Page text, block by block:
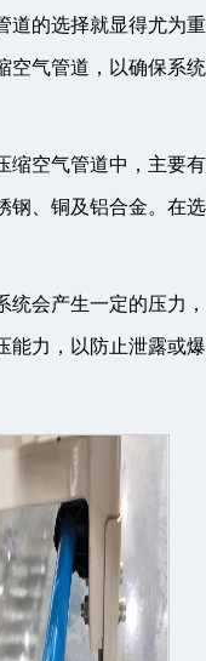
道的选择就显得尤为重
空气管道，以确保系统
缩空气管道中，主要有
钢、铜及铝合金。在选
统会产生一定的压力，
能力，以防止泄露或爆